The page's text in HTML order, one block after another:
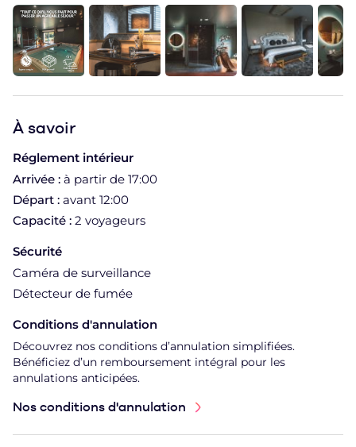
À savoir
Réglement intérieur
Arrivée : à partir de 17:00
Départ : avant 12:00
Capacité : 2 voyageurs
Sécurité
Caméra de surveillance
Détecteur de fumée
Conditions d'annulation
Découvrez nos conditions d’annulation simplifiées.
Bénéficiez d’un remboursement intégral pour les
annulations anticipées.
Nos conditions d'annulation